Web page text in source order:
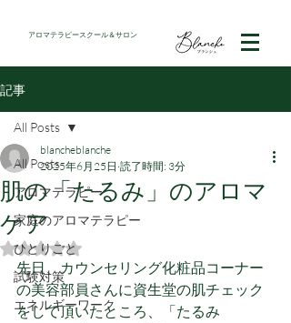
アロマテラピースクール＆サロン
記事
All Posts
アロマテラピー
家庭のアロマテラピー
ひとりごと
試験対策
エネルギーワーク
All Posts
肌の「たるみ」のアロマ
ケア
blancheblanche
2025年6月25日 読了時間: 3分
5つ星のうちNaNと評価されています。
先日、カウンセリング化粧品コーナー
の美容部員さんに資生堂の肌チェック
をして頂いたところ、「たるみ